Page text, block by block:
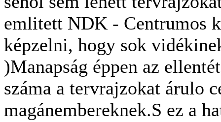
emlitett NDK - Centrumos
képzelni, hogy sok
)Manapság éppen az
száma a tervrajzokat árulo
magánembereknek.S ez a